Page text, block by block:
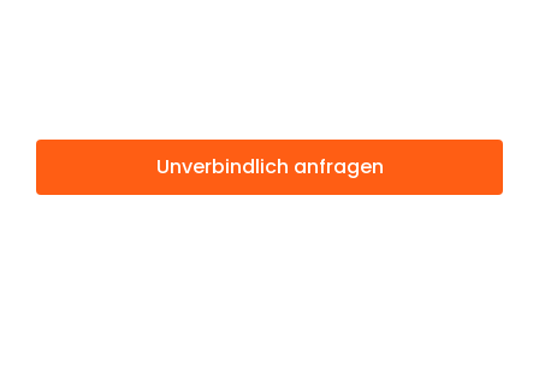
Unverbindlich anfragen